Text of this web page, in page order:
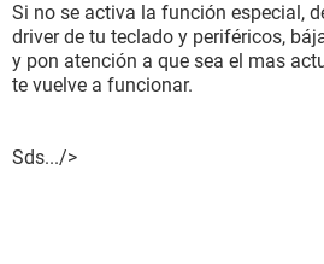
Si no se activa la función especial,
driver de tu teclado y periféricos,
y pon atención a que sea el mas
te vuelve a funcionar.
Sds.../>